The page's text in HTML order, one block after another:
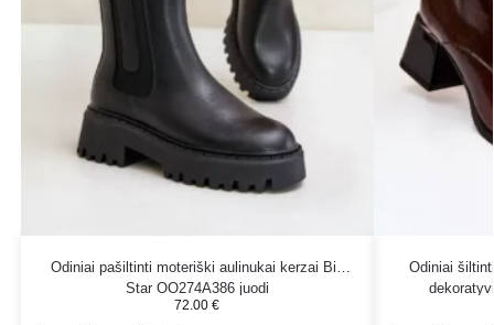
Odiniai pašiltinti moteriški aulinukai kerzai Big
Star OO274A386 juodi
72.00€
Odiniai